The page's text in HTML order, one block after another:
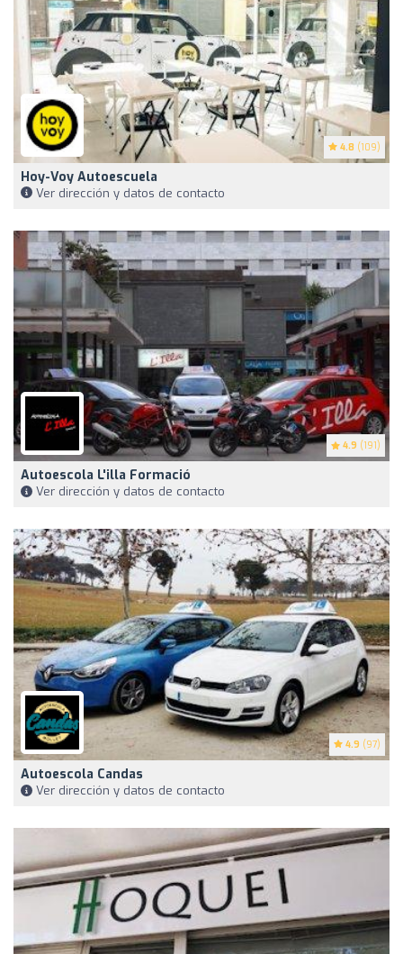
4.8 (109)
Hoy-Voy Autoescuela
Ver dirección y datos de contacto
4.9 (191)
Autoescola L'illa Formació
Ver dirección y datos de contacto
4.9 (97)
Autoescola Candas
Ver dirección y datos de contacto